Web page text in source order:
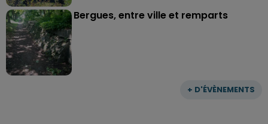
+ D'ÉVÈNEMENTS
Bergues, entre ville et remparts